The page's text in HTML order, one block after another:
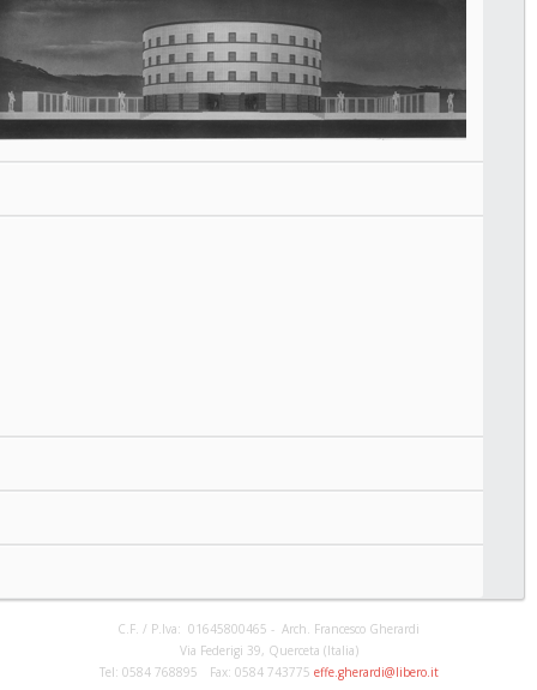
C.F. / P.Iva: 01645800465 - Arch. Francesco Gherardi
Via Federigi 39, Querceta (Italia)
Tel: 0584 768895 Fax: 0584 743775 effe.gherardi@libero.it